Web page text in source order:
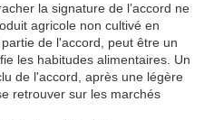
la signature de l’accord ne
agricole non cultivé en
de l'accord, peut être un
les habitudes alimentaires. Un
de l'accord, après une légère
retrouver sur les marchés